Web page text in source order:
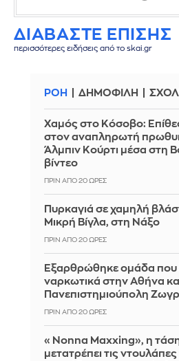
ΔΙΑΒΑΣΤΕ ΕΠΙΣΗΣ
περισσότερες ειδήσεις από το skai.gr
ΡΟΗ ΔΗΜΟΦΙΛΗ
Χαμός στο Κόσοβο:
στον αναπληρωτή
Άλμπιν Κούρτι μέσα στη
βίντεο
ΠΡΙΝ ΑΠΌ 20 ΏΡΕΣ
Πυρκαγιά σε χαμηλή
Μικρή Βίγλα, στη Νάξο
ΠΡΙΝ ΑΠΌ 20 ΏΡΕΣ
Εξαρθρώθηκε ομάδα που
ναρκωτικά στην Αθήνα
Πανεπιστημιούπολη
ΠΡΙΝ ΑΠΌ 20 ΏΡΕΣ
«Nonna Maxxing», η
μετατρέπει τις